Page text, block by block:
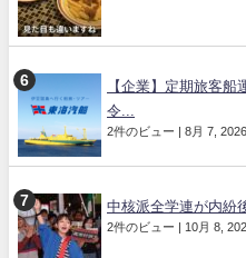
【企業】定期旅客
令...
2件のビュー | 8月 7,
中核派全学連が内紛
2件のビュー | 10月 8,